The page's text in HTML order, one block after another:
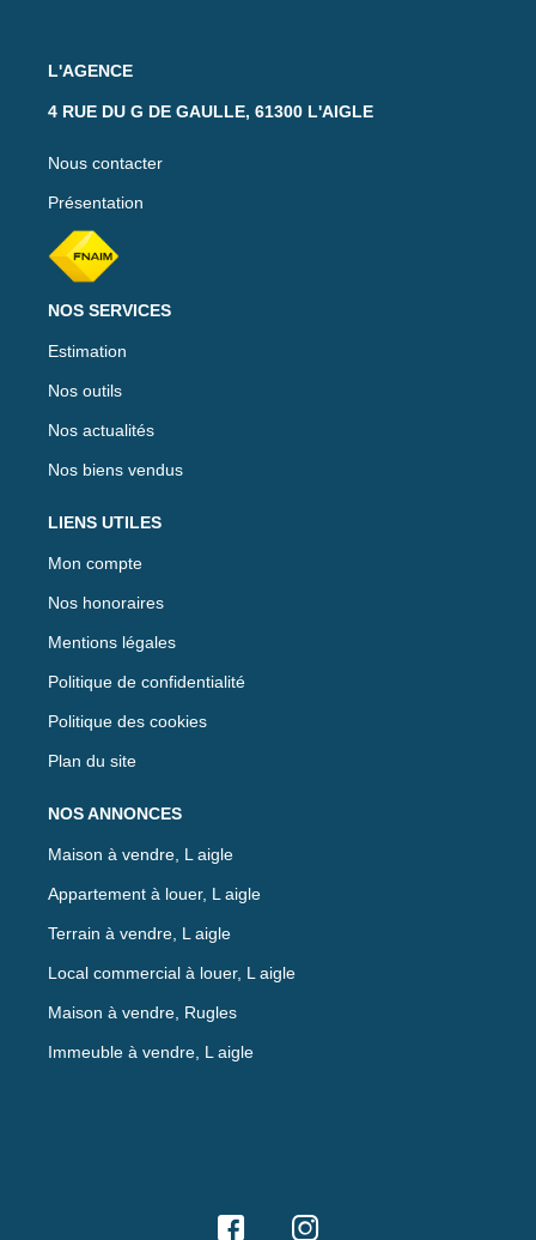
L'AGENCE
4 RUE DU G DE GAULLE, 61300 L'AIGLE
Nous contacter
Présentation
NOS SERVICES
Estimation
Nos outils
Nos actualités
Nos biens vendus
LIENS UTILES
Mon compte
Nos honoraires
Mentions légales
Politique de confidentialité
Politique des cookies
Plan du site
NOS ANNONCES
Maison à vendre, L aigle
Appartement à louer, L aigle
Terrain à vendre, L aigle
Local commercial à louer, L aigle
Maison à vendre, Rugles
Immeuble à vendre, L aigle